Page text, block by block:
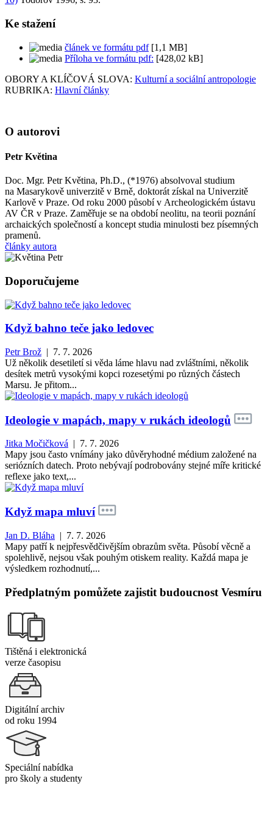
Ke stažení
článek ve formátu pdf[1,1 MB]
Příloha ve formátu pdf: [428,02 kB]
OBORY A KLÍČOVÁ SLOVA: Kulturní a sociální antropologie
RUBRIKA: Hlavní články
O autorovi
Petr Květina
Doc. Mgr. Petr Květina, Ph.D., (*1976) absolvoval studium
na Masarykově univerzitě v Brně, doktorát získal na Univerzitě
Karlově v Praze. Od roku 2000 působí v Archeologickém ústavu
AV ČR v Praze. Zaměřuje se na období neolitu, na teorii poznání
archaických společností a koncept studia minulosti bez písemných
pramenů.
články autora
Doporučujeme
Když bahno teče jako ledovec
Petr Brož | 7. 7. 2026
Už několik desetiletí si věda láme hlavu nad zvláštními, několik
desítek metrů vysokými kopci rozesetými po různých částech
Marsu. Je přitom...
Ideologie v mapách, mapy v rukách ideologů
Jitka Močičková | 7. 7. 2026
Mapy jsou často vnímány jako důvěryhodné médium založené na
seriózních datech. Proto nebývají podrobovány stejné míře kritické
reflexe jako text,...
Když mapa mluví
Jan D. Bláha | 7. 7. 2026
Mapy patří k nejpřesvědčivějším obrazům světa. Působí věcně a
spolehlivě, nejsou však pouhým otiskem reality. Každá mapa je
výsledkem rozhodnutí,...
Předplatným pomůžete zajistit budoucnost Vesmíru
Tištěná i elektronická
verze časopisu
Digitální archiv
od roku 1994
Speciální nabídka
pro školy a studenty